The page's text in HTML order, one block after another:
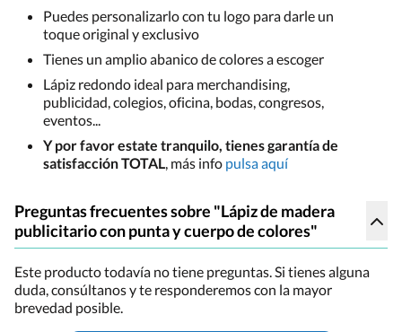
Puedes personalizarlo con tu logo para darle un
toque original y exclusivo
Tienes un amplio abanico de colores a escoger
Lápiz redondo ideal para merchandising,
publicidad, colegios, oficina, bodas, congresos,
eventos...
Y por favor estate tranquilo, tienes garantía de
satisfacción TOTAL, más info pulsa aquí
Preguntas frecuentes sobre "Lápiz de madera
publicitario con punta y cuerpo de colores"
Este producto todavía no tiene preguntas. Si tienes alguna
duda, consúltanos y te responderemos con la mayor
brevedad posible.